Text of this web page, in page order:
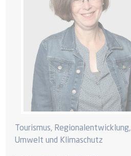
Tourismus, Regionalentwicklung,
Umwelt und Klimaschutz